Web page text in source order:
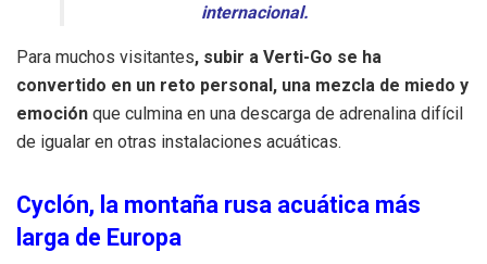
internacional.
Para muchos visitantes, subir a Verti-Go se ha
convertido en un reto personal, una mezcla de miedo y
emoción que culmina en una descarga de adrenalina difícil
de igualar en otras instalaciones acuáticas.
Cyclón, la montaña rusa acuática más
larga de Europa